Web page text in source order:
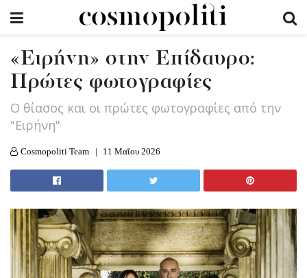
«Ειρήνη» στην Επίδαυρο:
Πρώτες φωτογραφίες
Ο θίασος και οι πρώτες φωτογραφίες από την
"Ειρήνη"
Cosmopoliti Team 11 Μαΐου 2026